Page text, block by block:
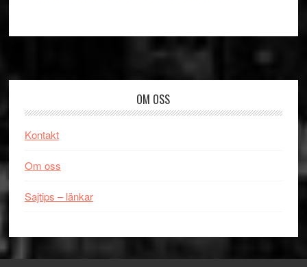
OM OSS
Kontakt
Om oss
Sajtips – länkar